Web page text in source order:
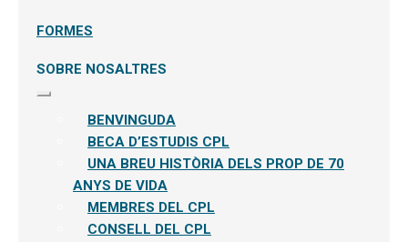
FORMES
SOBRE NOSALTRES
Expandeix
secundari
BENVINGUDA
BECA D’ESTUDIS CPL
UNA BREU HISTÒRIA DELS PROP DE 70
ANYS DE VIDA
MEMBRES DEL CPL
CONSELL DEL CPL